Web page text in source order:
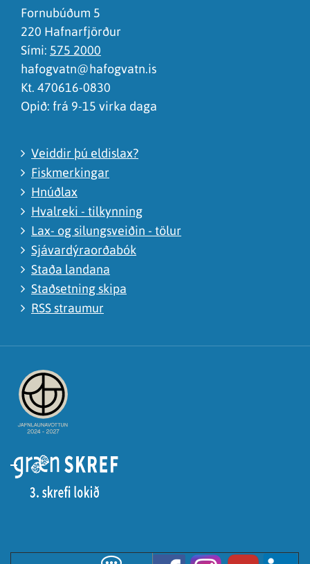
Ég skil ekki efnið, finnst það of flókið
Fornubúðum 5
220 Hafnarfjörður
Sími: 575 2000
hafogvatn@hafogvatn.is
Kt. 470616-0830
Opið: frá 9-15 virka daga
Veiddir þú eldislax?
Fiskmerkingar
Hnúðlax
Hvalreki - tilkynning
Lax- og silungsveiðin - tölur
Sjávardýraorðabók
Staða landana
Staðsetning skipa
RSS straumur